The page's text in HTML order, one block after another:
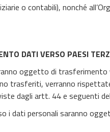
o contabili), nonché
DATI VERSO PAESI
oggetto di trasferimento
trasferiti, verranno
dagli artt. 44 e seguenti
i dati personali saranno